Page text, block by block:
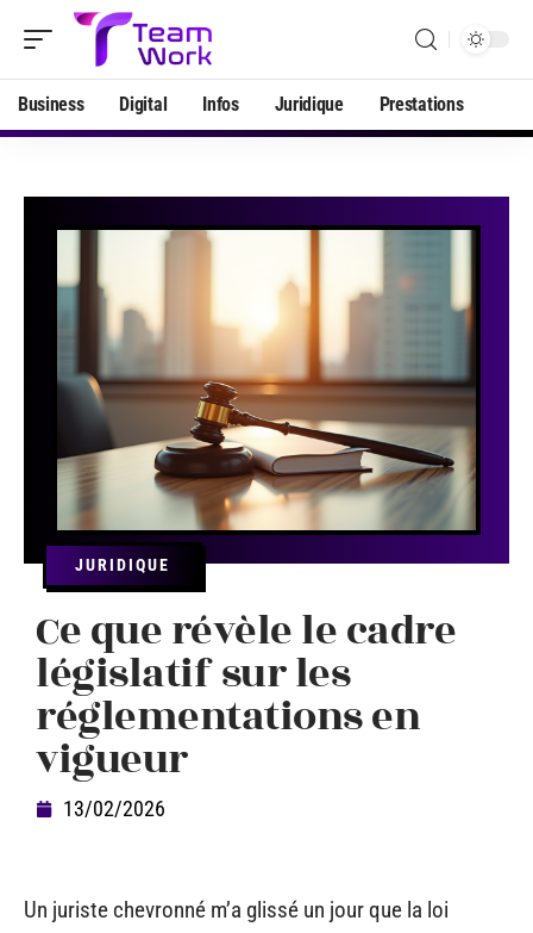
Business Digital Infos Juridique Prestations
JURIDIQUE
Ce que révèle le cadre
législatif sur les
réglementations en
vigueur
13/02/2026
Un juriste chevronné m’a glissé un jour que la loi